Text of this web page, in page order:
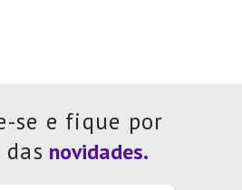
se e fique por